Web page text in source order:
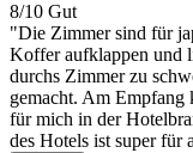
8/10 Gut
"Die Zimmer sind für
Koffer aufklappen und
durchs Zimmer zu
gemacht. Am
für mich in der
des Hotels ist super für